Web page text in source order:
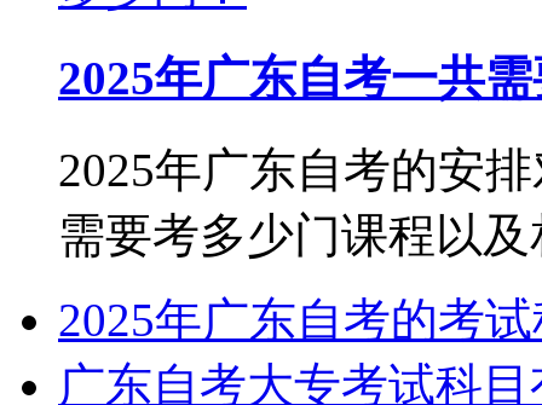
2025年广东自考一共
2025年广东自考的安
需要考多少门课程以及
2025年广东自考的考
广东自考大专考试科